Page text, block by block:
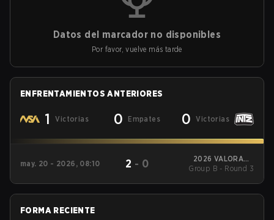
Datos del marcador no disponibles
Por favor, vuelve más tarde
ENFRENTAMIENTOS ANTERIORES
1 Victorias 0 Empates 0 Victorias
may. 20 - 2026, 08:10 2 - 0
2026 VALORANT
Challengers Brazil:
Group B - Round 3
FORMA RECIENTE